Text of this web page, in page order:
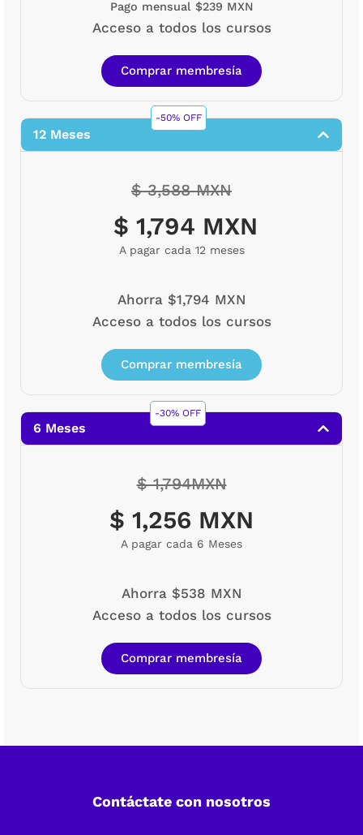
Pago mensual $239 MXN
Acceso a todos los cursos
Comprar membresía
-50% OFF
12 Meses
$ 3,588 MXN
$ 1,794 MXN
A pagar cada 12 meses
Ahorra $1,794 MXN
Acceso a todos los cursos
Comprar membresía
-30% OFF
6 Meses
$ 1,794MXN
$ 1,256 MXN
A pagar cada 6 Meses
Ahorra $538 MXN
Acceso a todos los cursos
Comprar membresía
Contáctate con nosotros